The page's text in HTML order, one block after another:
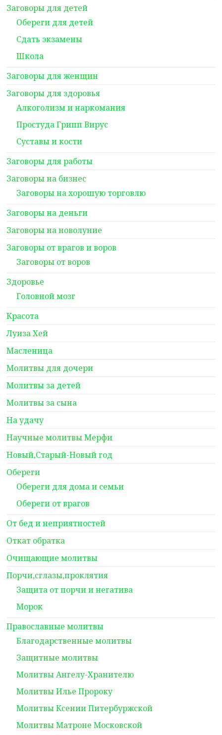
Заговоры для детей
Обереги для детей
Сдать экзамены
Школа
Заговоры для женщин
Заговоры для здоровья
Алкоголизм и наркомания
Простуда Грипп Вирус
Суставы и кости
Заговоры для работы
Заговоры на бизнес
Заговоры на хорошую торговлю
Заговоры на деньги
Заговоры на новолуние
Заговоры от врагов и воров
Заговоры от воров
Здоровье
Головной мозг
Красота
Луиза Хей
Масленица
Молитвы для дочери
Молитвы за детей
Молитвы за сына
На удачу
Научные молитвы Мерфи
Новый,Старый-Новый год
Обереги
Обереги для дома и семьи
Обереги от врагов
От бед и неприятностей
Откат обратка
Очищающие молитвы
Порчи,сглазы,проклятия
Защита от порчи и негатива
Морок
Православные молитвы
Благодарственные молитвы
Защитные молитвы
Молитвы Ангелу-Хранителю
Молитвы Илье Пророку
Молитвы Ксении Питербуржской
Молитвы Матроне Московской